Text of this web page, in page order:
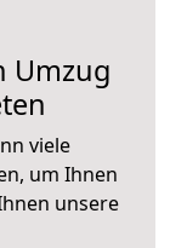
Umzug
viele
um Ihnen
unsere